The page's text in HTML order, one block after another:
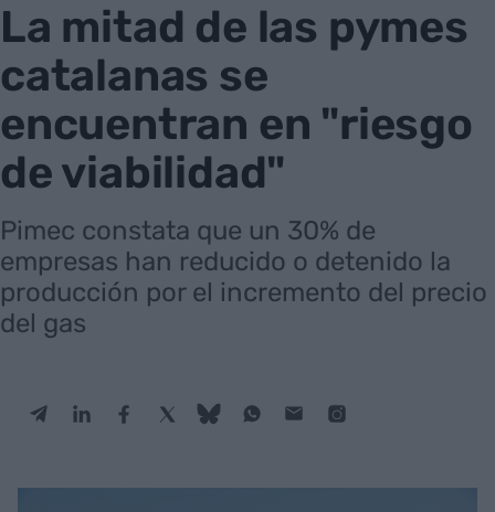
La mitad de las pymes
catalanas se
encuentran en "riesgo
de viabilidad"
Pimec constata que un 30% de
empresas han reducido o detenido la
producción por el incremento del precio
del gas